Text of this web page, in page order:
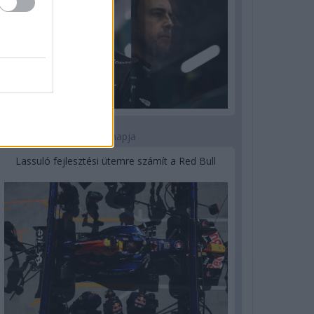
3 napja
Lassuló fejlesztési ütemre számít a Red Bull